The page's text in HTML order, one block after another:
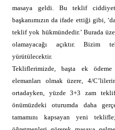
masaya geldi. Bu teklif
başkanımızın da ifade ettiği gibi,
teklif yok hükmündedir.’ Burada
olamayacağı açıktır. Bizim
yürütülecektir.
Tekliflerimizde, başta ek
elemanları olmak üzere, 4/
ortadayken, yüzde 3+3 zam
önümüzdeki oturumda daha
tamamını kapsayan yeni